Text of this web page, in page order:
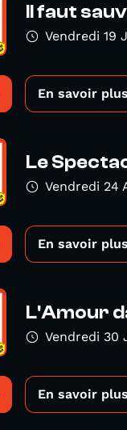
Il faut
Vendredi 19
En savoir plus
Le
Vendredi 24
En savoir plus
L'Amour
Vendredi 30
En savoir plus